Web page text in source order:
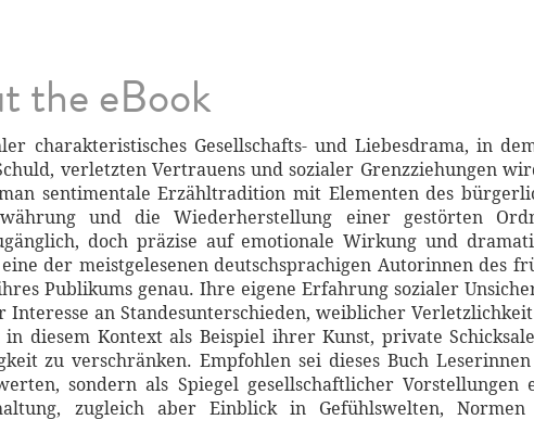
the eBook
charakteristisches Gesellschafts- und Liebesdrama, in
verletzten Vertrauens und sozialer Grenzziehungen
sentimentale Erzähltradition mit Elementen des
und die Wiederherstellung einer gestörten
doch präzise auf emotionale Wirkung und
der meistgelesenen deutschsprachigen Autorinnen des
Publikums genau. Ihre eigene Erfahrung sozialer
an Standesunterschieden, weiblicher
diesem Kontext als Beispiel ihrer Kunst, private
zu verschränken. Empfohlen sei dieses Buch
sondern als Spiegel gesellschaftlicher Vorstellungen
zugleich aber Einblick in Gefühlswelten,